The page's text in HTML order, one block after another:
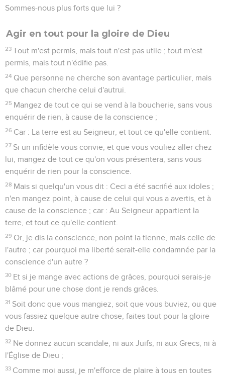
Sommes-nous plus forts que lui ?
Agir en tout pour la gloire de Dieu
23 Tout m'est permis, mais tout n'est pas utile ; tout m'est
permis, mais tout n'édifie pas.
24 Que personne ne cherche son avantage particulier, mais
que chacun cherche celui d'autrui.
25 Mangez de tout ce qui se vend à la boucherie, sans vous
enquérir de rien, à cause de la conscience ;
26 Car : La terre est au Seigneur, et tout ce qu'elle contient.
27 Si un infidèle vous convie, et que vous vouliez aller chez
lui, mangez de tout ce qu'on vous présentera, sans vous
enquérir de rien pour la conscience.
28 Mais si quelqu'un vous dit : Ceci a été sacrifié aux idoles ;
n'en mangez point, à cause de celui qui vous a avertis, et à
cause de la conscience ; car : Au Seigneur appartient la
terre, et tout ce qu'elle contient.
29 Or, je dis la conscience, non point la tienne, mais celle de
l'autre ; car pourquoi ma liberté serait-elle condamnée par la
conscience d'un autre ?
30 Et si je mange avec actions de grâces, pourquoi serais-je
blâmé pour une chose dont je rends grâces.
31 Soit donc que vous mangiez, soit que vous buviez, ou que
vous fassiez quelque autre chose, faites tout pour la gloire
de Dieu.
32 Ne donnez aucun scandale, ni aux Juifs, ni aux Grecs, ni à
l'Église de Dieu ;
33 Comme moi aussi, je m'efforce de plaire à tous en toutes